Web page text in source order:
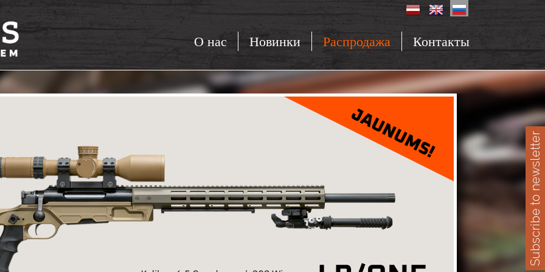
О нас Новинки Распродажа Контакты
Subscribe to newsletter